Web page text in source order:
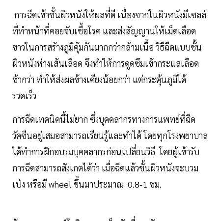
การฉีดเข้าชั้นผิวหนังให้ผลที่ดี เนื่องจากในผิวหนังมีเซลล์
ที่ทำหน้าที่คอยจับเชื้อโรค และส่งสัญญานให้เม็ดเลือด
ขาวในการสร้างภูมิคุ้มกันมากกว่ากล้ามเนื้อ วิธีฉีดแบบชั้น
ผิวหนังห่างเส้นเลือด จึงทำให้การดูดซึมเข้ากระแสเลือด
ช้ากว่า ทำให้ส่งผลข้างเคียงน้อยกว่า แต่กระตุ้นภูมิได้
รวดเร็ว
การฉีดเทคนิคนี้ไม่ยาก ซึ่งบุคคลากรทางการแพทย์ที่ฉีด
วัคซีนอยู่เสมอสามารถเรียนรู้และทำได้ โดยทุกโรงพยาบาล
ได้ทำการฝึกอบรมบุคคลากรก่อนเปลี่ยนวิธี โดยผู้เข้ารับ
การฉีดสามารถสังเกตได้ว่า เมื่อฉีดแล้วชั้นผิวหนังจะบวม
เป่ง หรือมี wheel ขึ้นมาประมาณ 0.8-1 ซม.